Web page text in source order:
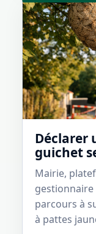
Déclarer
guichet
Mairie,
parcours à
à pattes